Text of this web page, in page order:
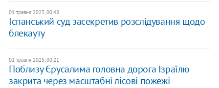
01 травня 2025, 00:48
Іспанський суд засекретив розслідування щодо
блекауту
01 травня 2025, 00:21
Поблизу Єрусалима головна дорога Ізраїлю
закрита через масштабні лісові пожежі